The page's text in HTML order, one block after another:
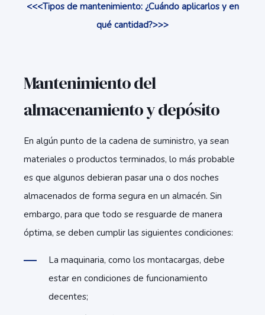
<<<Tipos de mantenimiento: ¿Cuándo aplicarlos y en
qué cantidad?>>>
Mantenimiento del
almacenamiento y depósito
En algún punto de la cadena de suministro, ya sean
materiales o productos terminados, lo más probable
es que algunos debieran pasar una o dos noches
almacenados de forma segura en un almacén. Sin
embargo, para que todo se resguarde de manera
óptima, se deben cumplir las siguientes condiciones:
La maquinaria, como los montacargas, debe
estar en condiciones de funcionamiento
decentes;